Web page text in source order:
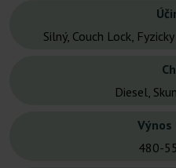
Silný, Couch Lock,
Diesel,
Výnos
480-